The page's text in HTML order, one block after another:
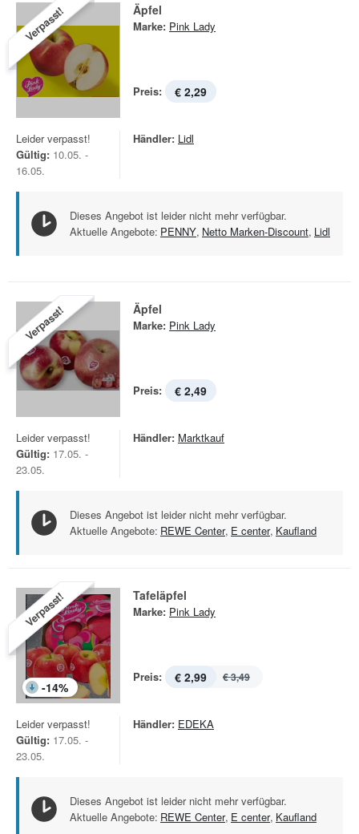
Verpasst! Äpfel
Marke: Pink Lady
Preis: € 2,29
Leider verpasst!
Gültig: 10.05. -
16.05.
Händler: Lidl
Dieses Angebot ist leider nicht mehr verfügbar.
Aktuelle Angebote: PENNY, Netto Marken-Discount, Lidl
Verpasst! Äpfel
Marke: Pink Lady
Preis: € 2,49
Leider verpasst!
Gültig: 17.05. -
23.05.
Händler: Marktkauf
Dieses Angebot ist leider nicht mehr verfügbar.
Aktuelle Angebote: REWE Center, E center, Kaufland
Verpasst!
-14%
Tafeläpfel
Marke: Pink Lady
Preis: € 2,99 € 3,49
Leider verpasst!
Gültig: 17.05. -
23.05.
Händler: EDEKA
Dieses Angebot ist leider nicht mehr verfügbar.
Aktuelle Angebote: REWE Center, E center, Kaufland